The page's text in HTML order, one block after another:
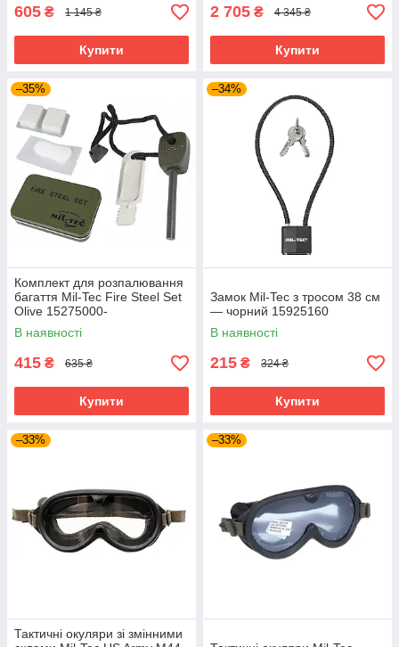
605 ₴ 1 145 ₴
Купити
2 705 ₴ 4 345 ₴
Купити
–35%
Комплект для розпалювання
багаття Mil-Tec Fire Steel Set
Olive 15275000-
В наявності
415 ₴ 635 ₴
Купити
–34%
Замок Mil-Tec з тросом 38 см
— чорний 15925160
В наявності
215 ₴ 324 ₴
Купити
–33%
Тактичні окуляри зі змінними
–33%